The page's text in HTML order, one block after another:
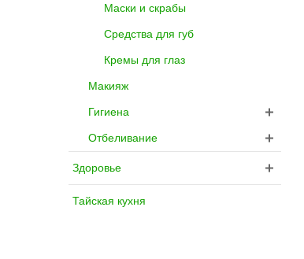
Маски и скрабы
Средства для губ
Кремы для глаз
Макияж
Гигиена
Отбеливание
Здоровье
Тайская кухня